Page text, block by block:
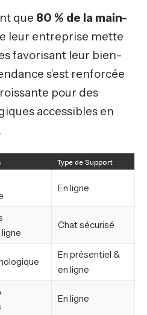
que 80 % de la main-
leur entreprise mette
favorisant leur bien-
s’est renforcée
pour des
accessibles en
Type de Support
En ligne
Chat sécurisé
En présentiel &
en ligne
En ligne